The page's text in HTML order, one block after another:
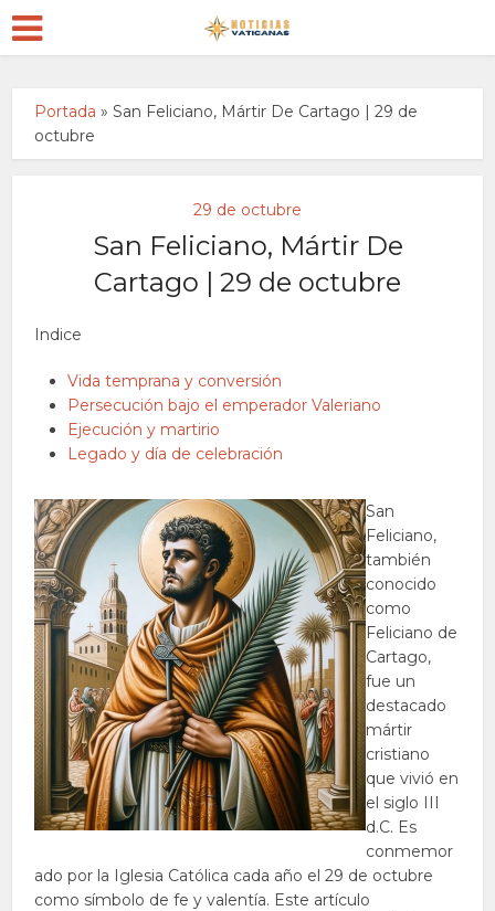
Portada »San Feliciano, Mártir De Cartago | 29 de
octubre
29 de octubre
San Feliciano, Mártir De
Cartago | 29 de octubre
Indice
Vida temprana y conversión
Persecución bajo el emperador Valeriano
Ejecución y martirio
Legado y día de celebración
San
Feliciano,
también
conocido
como
Feliciano de
Cartago,
fue un
destacado
mártir
cristiano
que vivió en
el siglo III
d.C. Es
conmemor
ado por la Iglesia Católica cada año el 29 de octubre
como símbolo de fe y valentía. Este artículo